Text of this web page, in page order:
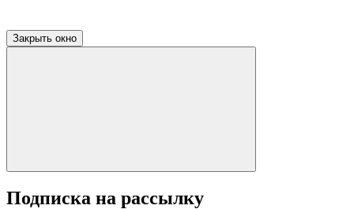
Закрыть окно
Подписка на рассылку